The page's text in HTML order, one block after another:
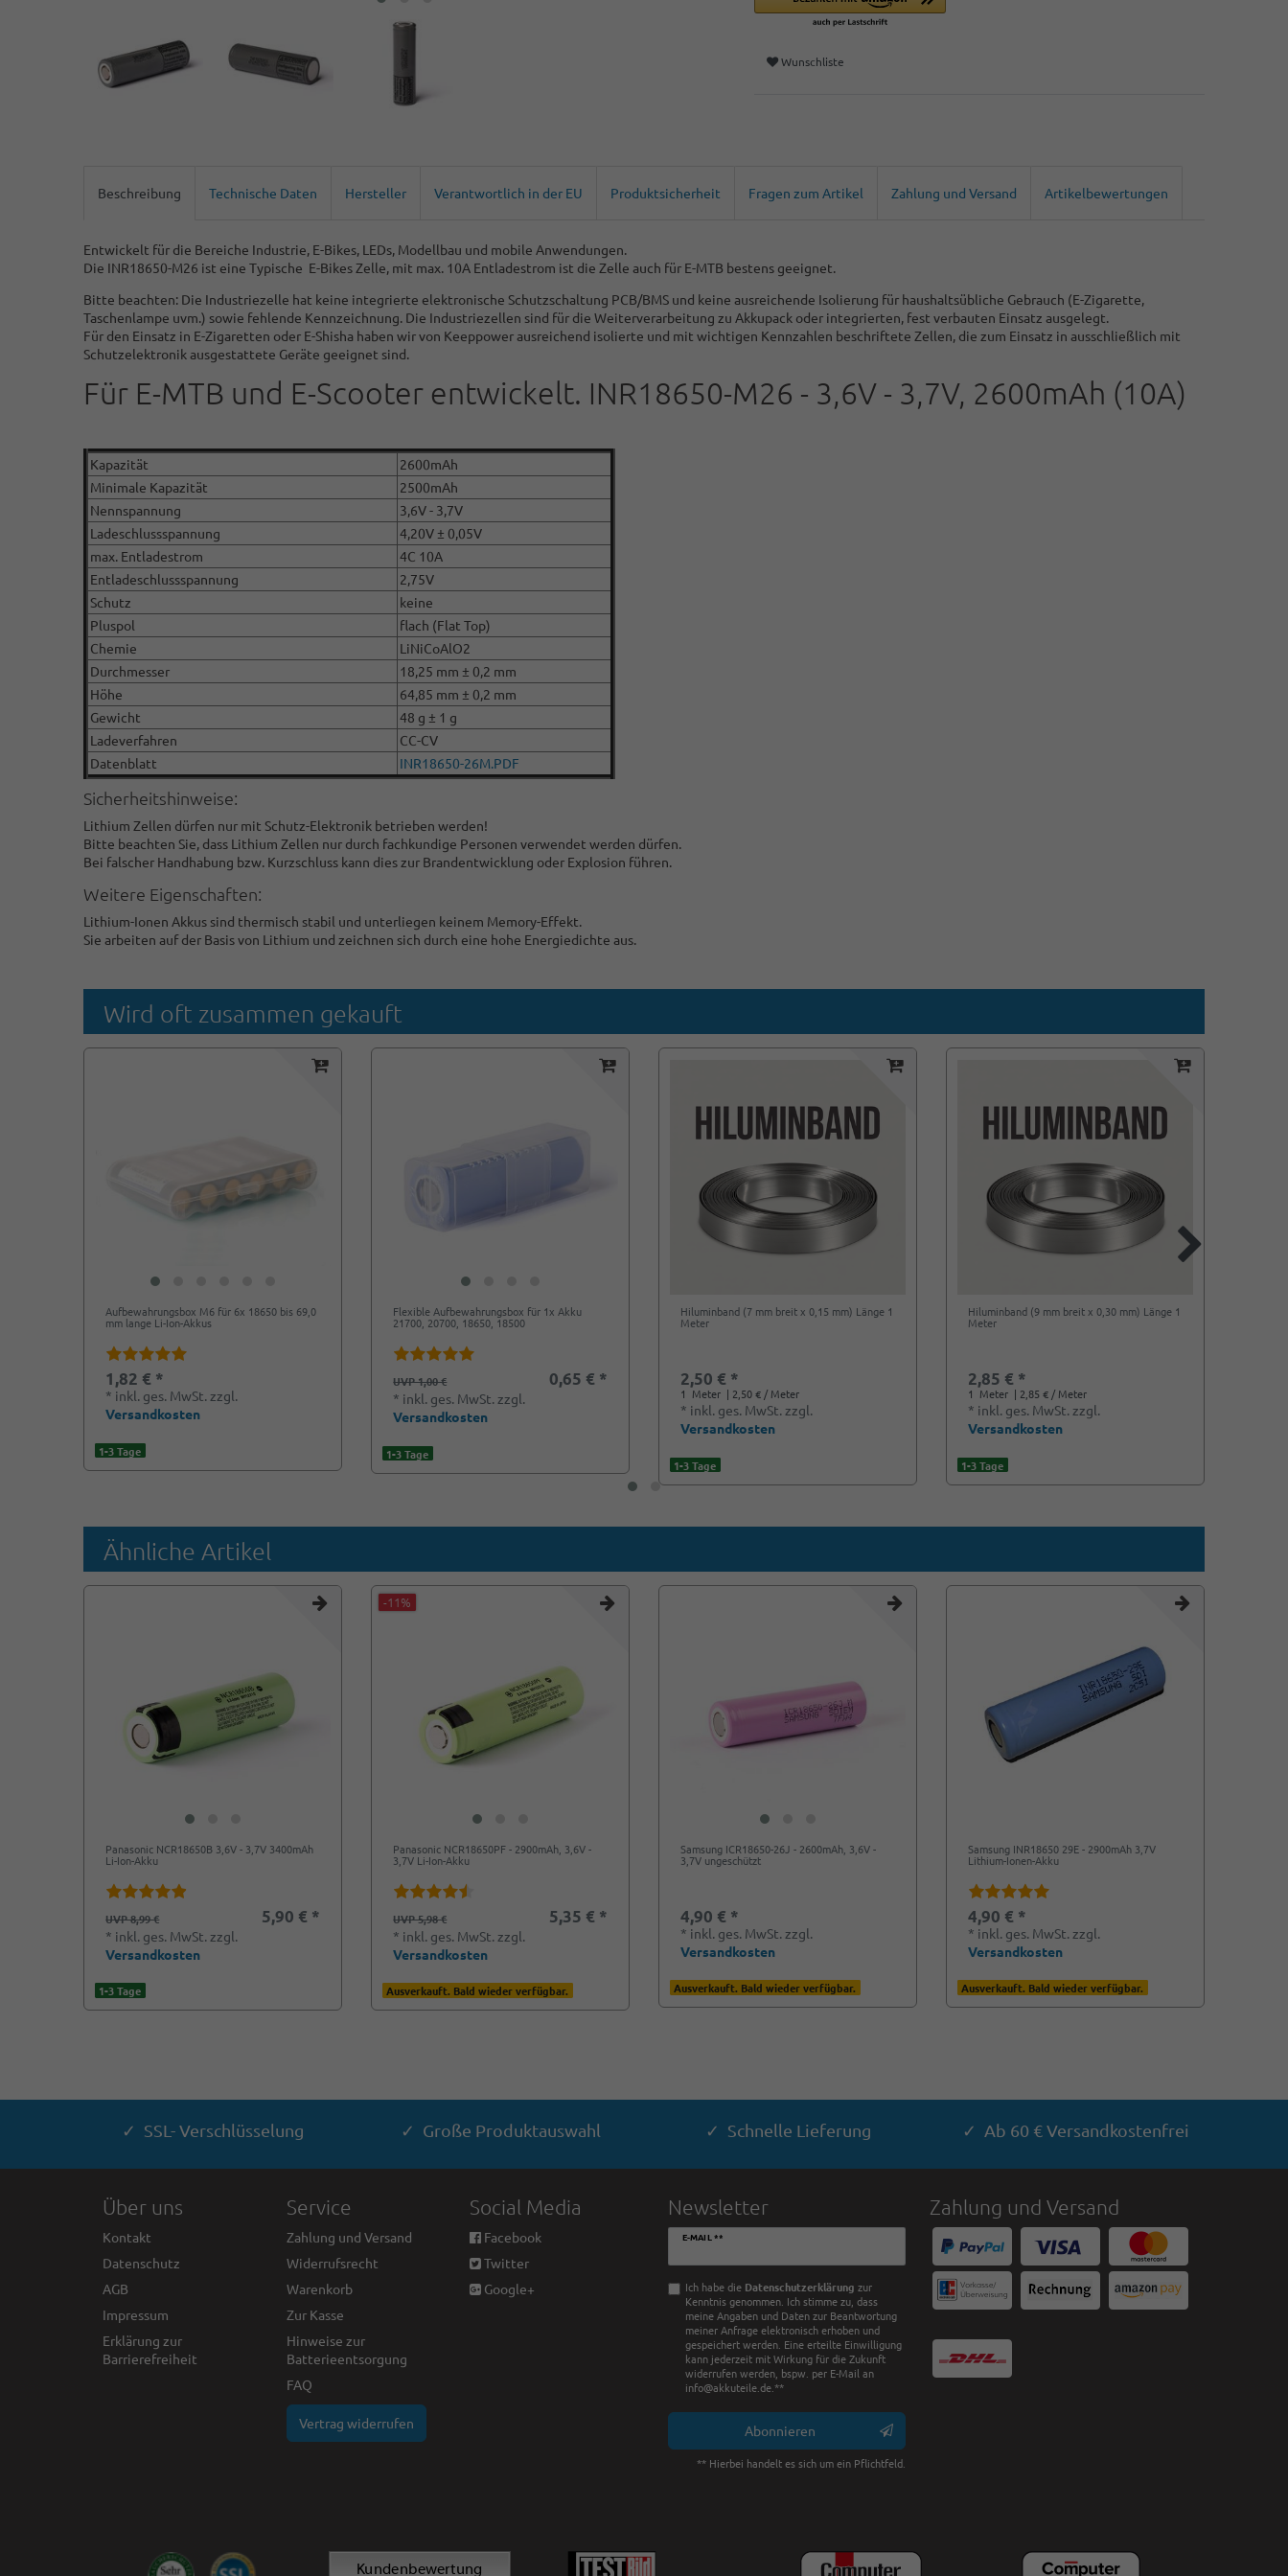
Wunschliste
Beschreibung Technische Daten Hersteller Verantwortlich in der EU Produktsicherheit Fragen zum Artikel Zahlung und Versand Artikelbewertungen
Entwickelt für die Bereiche Industrie, E-Bikes, LEDs, Modellbau und mobile Anwendungen.
Die INR18650-M26 ist eine Typische E-Bikes Zelle, mit max. 10A Entladestrom ist die Zelle auch für E-MTB bestens geeignet.
Bitte beachten: Die Industriezelle hat keine integrierte elektronische Schutzschaltung PCB/BMS und keine ausreichende Isolierung für haushaltsübliche Gebrauch (E-Zigarette,
Taschenlampe uvm.) sowie fehlende Kennzeichnung. Die Industriezellen sind für die Weiterverarbeitung zu Akkupack oder integrierten, fest verbauten Einsatz ausgelegt.
Für den Einsatz in E-Zigaretten oder E-Shisha haben wir von Keeppower ausreichend isolierte und mit wichtigen Kennzahlen beschriftete Zellen, die zum Einsatz in ausschließlich mit
Schutzelektronik ausgestattete Geräte geeignet sind.
Für E-MTB und E-Scooter entwickelt. INR18650-M26 - 3,6V - 3,7V, 2600mAh (10A)
Kapazität
2600mAh
Minimale Kapazität
2500mAh
Nennspannung
3,6V - 3,7V
Ladeschlussspannung
4,20V ± 0,05V
max. Entladestrom
4C 10A
Entladeschlussspannung
2,75V
Schutz
keine
Pluspol
flach (Flat Top)
Chemie
LiNiCoAlO2
Durchmesser
18,25 mm ± 0,2 mm
Höhe
64,85 mm ± 0,2 mm
Gewicht
48 g ± 1 g
Ladeverfahren
CC-CV
Datenblatt
INR18650-26M.PDF
Sicherheitshinweise:
Lithium Zellen dürfen nur mit Schutz-Elektronik betrieben werden!
Bitte beachten Sie, dass Lithium Zellen nur durch fachkundige Personen verwendet werden dürfen.
Bei falscher Handhabung bzw. Kurzschluss kann dies zur Brandentwicklung oder Explosion führen.
Weitere Eigenschaften:
Lithium-Ionen Akkus sind thermisch stabil und unterliegen keinem Memory-Effekt.
Sie arbeiten auf der Basis von Lithium und zeichnen sich durch eine hohe Energiedichte aus.
Wird oft zusammen gekauft
Aufbewahrungsbox M6 für 6x 18650 bis 69,0
mm lange Li-Ion-Akkus
1,82 € *
* inkl. ges. MwSt. zzgl.
Versandkosten
1-3 Tage
Flexible Aufbewahrungsbox für 1x Akku
21700, 20700, 18650, 18500
UVP 1,00 € 0,65 € *
* inkl. ges. MwSt. zzgl.
Versandkosten
1-3 Tage
Hiluminband (7 mm breit x 0,15 mm) Länge 1
Meter
2,50 € *
1 Meter | 2,50 € / Meter
* inkl. ges. MwSt. zzgl.
Versandkosten
1-3 Tage
Hiluminband (9 mm breit x 0,30 mm) Länge 1
Meter
2,85 € *
1 Meter | 2,85 € / Meter
* inkl. ges. MwSt. zzgl.
Versandkosten
1-3 Tage
Ähnliche Artikel
Panasonic NCR18650B 3,6V - 3,7V 3400mAh
Li-Ion-Akku
UVP 8,99 € 5,90 € *
* inkl. ges. MwSt. zzgl.
Versandkosten
1-3 Tage
-11%
Panasonic NCR18650PF - 2900mAh, 3,6V -
3,7V Li-Ion-Akku
UVP 5,98 € 5,35 € *
* inkl. ges. MwSt. zzgl.
Versandkosten
Ausverkauft. Bald wieder verfügbar.
Samsung ICR18650-26J - 2600mAh, 3,6V -
3,7V ungeschützt
4,90 € *
* inkl. ges. MwSt. zzgl.
Versandkosten
Ausverkauft. Bald wieder verfügbar.
Samsung INR18650 29E - 2900mAh 3,7V
Lithium-Ionen-Akku
4,90 € *
* inkl. ges. MwSt. zzgl.
Versandkosten
Ausverkauft. Bald wieder verfügbar.
✓ SSL- Verschlüsselung ✓ Große Produktauswahl ✓ Schnelle Lieferung ✓ Ab 60 € Versandkostenfrei
Über uns
Kontakt
Datenschutz
AGB
Impressum
Erklärung zur
Barrierefreiheit
Service
Zahlung und Versand
Widerrufsrecht
Warenkorb
Zur Kasse
Hinweise zur
Batterieentsorgung
FAQ
Vertrag widerrufen
Social Media
Facebook
Twitter
Google+
Newsletter
E-MAIL **
Newsletter
Ich habe die Daten­schutz­erklärung zur
Kenntnis genommen. Ich stimme zu, dass
meine Angaben und Daten zur Beantwortung
meiner Anfrage elektronisch erhoben und
gespeichert werden. Eine erteilte Einwilligung
kann jederzeit mit Wirkung für die Zukunft
widerrufen werden, bspw. per E-Mail an
info@akkuteile.de.**
Abonnieren
** Hierbei handelt es sich um ein Pflichtfeld.
Zahlung und Versand